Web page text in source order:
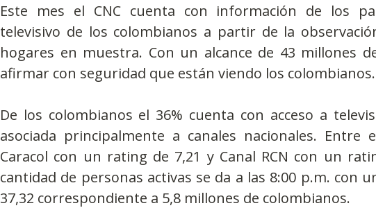
Este mes el CNC cuenta con información de los
televisivo de los colombianos a partir de la
hogares en muestra. Con un alcance de 43 millones
afirmar con seguridad que están viendo los colombianos.
De los colombianos el 36% cuenta con acceso a
asociada principalmente a canales nacionales. Entre
Caracol con un rating de 7,21 y Canal RCN con un
cantidad de personas activas se da a las 8:00 p.m. con
37,32 correspondiente a 5,8 millones de colombianos.